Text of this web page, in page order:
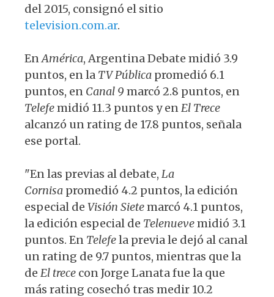
del 2015, consignó el sitio
television.com.ar.
EnAmérica, Argentina Debate midió 3.9
puntos, en la TV Pública promedió 6.1
puntos, en Canal 9 marcó 2.8 puntos, en
Telefemidió 11.3 puntos y enEl Trece
alcanzó un rating de 17.8 puntos, señala
ese portal.
"En las previas al debate, La
Cornisa promedió 4.2 puntos, la edición
especial de Visión Sietemarcó 4.1 puntos,
la edición especial de Telenuevemidió 3.1
puntos. En Telefela previa le dejó al canal
un rating de 9.7 puntos, mientras que la
de El trece con Jorge Lanata fue la que
más rating cosechó tras medir 10.2